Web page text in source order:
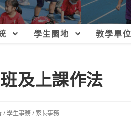
學生園地 教學單位
及上課作法
/學生事務/ 家長事務